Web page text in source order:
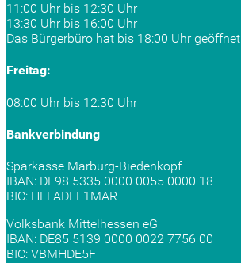
11:00 Uhr bis 12:30 Uhr
13:30 Uhr bis 16:00 Uhr
Das Bürgerbüro hat bis 18:00 Uhr geöffnet
Freitag:
08:00 Uhr bis 12:30 Uhr
Bankverbindung
Sparkasse Marburg-Biedenkopf
IBAN: DE98 5335 0000 0055 0000 18
BIC: HELADEF1MAR
Volksbank Mittelhessen eG
IBAN: DE85 5139 0000 0022 7756 00
BIC: VBMHDE5F